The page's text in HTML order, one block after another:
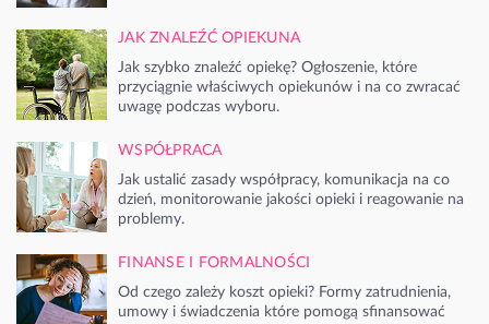
JAK ZNALEŹĆ OPIEKUNA
Jak szybko znaleźć opiekę? Ogłoszenie, które
przyciągnie właściwych opiekunów i na co zwracać
uwagę podczas wyboru.
WSPÓŁPRACA
Jak ustalić zasady współpracy, komunikacja na co
dzień, monitorowanie jakości opieki i reagowanie na
problemy.
FINANSE I FORMALNOŚCI
Od czego zależy koszt opieki? Formy zatrudnienia,
umowy i świadczenia które pomogą sfinansować